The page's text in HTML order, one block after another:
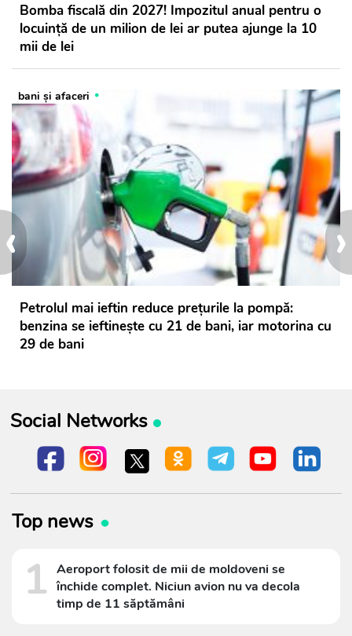
›
‹
Bomba fiscală din 2027! Impozitul anual pentru o
locuință de un milion de lei ar putea ajunge la 10
mii de lei
bani și afaceri
Petrolul mai ieftin reduce prețurile la pompă:
benzina se ieftinește cu 21 de bani, iar motorina cu
29 de bani
Social Networks
Top news
1 Aeroport folosit de mii de moldoveni se
închide complet. Niciun avion nu va decola
timp de 11 săptămâni